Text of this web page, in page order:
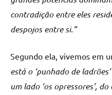
contradição entre eles
despojos entre si.”
Segundo ela, vivemos em
está o ‘punhado de
um lado ‘os opressores’,